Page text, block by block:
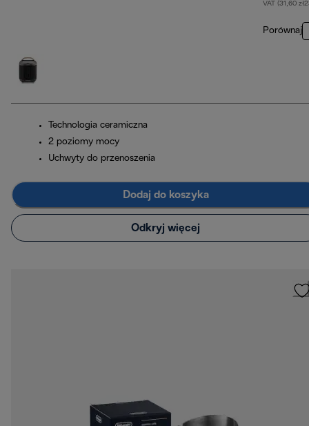
VAT (31,60
Porównaj
Technologia ceramiczna
2 poziomy mocy
Uchwyty do przenoszenia
Dodaj do koszyka
Odkryj więcej